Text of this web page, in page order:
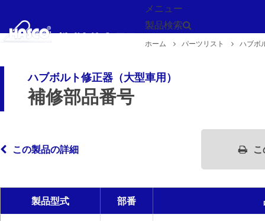
メニュー
製品検索
ホーム パーツリスト ハブボ
ハブボルト修正器（大型車用）
補修部品番号
この製品の詳細
製品型式 部番